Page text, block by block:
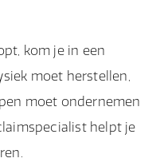
kom je in een
moet herstellen,
moet ondernemen
helpt je